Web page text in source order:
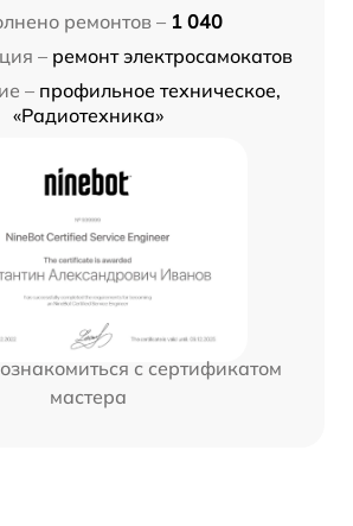
ремонтов – 1 040
– ремонт электросамокатов
– профильное техническое,
«Радиотехника»
с сертификатом
мастера